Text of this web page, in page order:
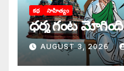
కథ సాహిత్యం
ధర్మ గంట మోగింది
AUGUST 3, 2026